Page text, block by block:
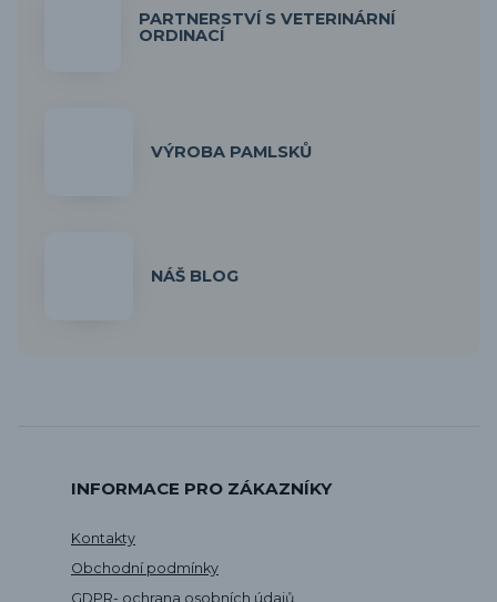
PARTNERSTVÍ S VETERINÁRNÍ
ORDINACÍ
VÝROBA PAMLSKŮ
NÁŠ BLOG
INFORMACE PRO ZÁKAZNÍKY
Kontakty
Obchodní podmínky
GDPR- ochrana osobních údajů